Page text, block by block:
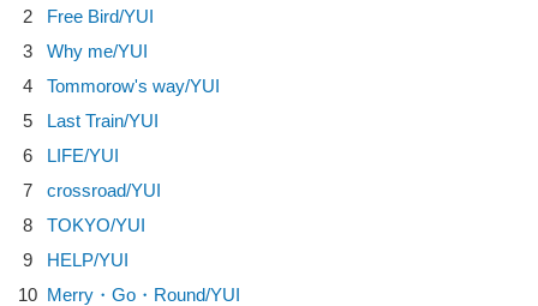
2
Free Bird/YUI
3
Why me/YUI
4
Tommorow's way/YUI
5
Last Train/YUI
6
LIFE/YUI
7
crossroad/YUI
8
TOKYO/YUI
9
HELP/YUI
10 Merry・Go・Round/YUI